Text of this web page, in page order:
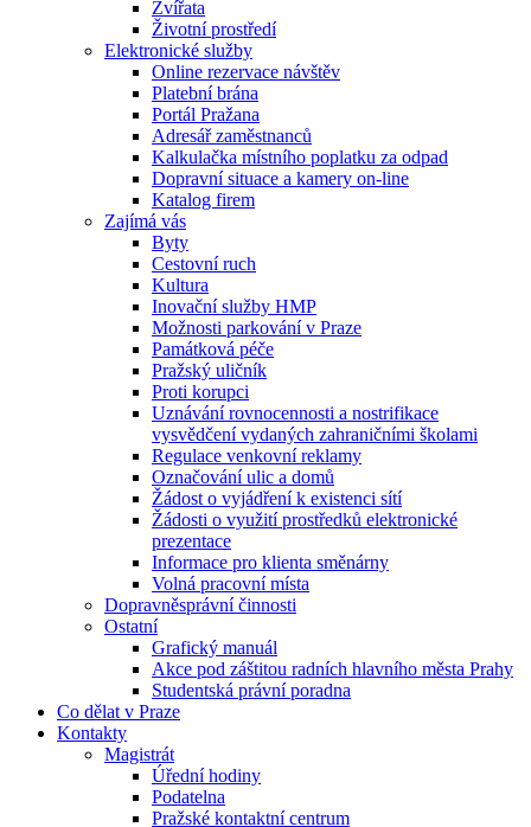
Zvířata
Životní prostředí
Elektronické služby
Online rezervace návštěv
Platební brána
Portál Pražana
Adresář zaměstnanců
Kalkulačka místního poplatku za odpad
Dopravní situace a kamery on-line
Katalog firem
Zajímá vás
Byty
Cestovní ruch
Kultura
Inovační služby HMP
Možnosti parkování v Praze
Památková péče
Pražský uličník
Proti korupci
Uznávání rovnocennosti a nostrifikace
vysvědčení vydaných zahraničními školami
Regulace venkovní reklamy
Označování ulic a domů
Žádost o vyjádření k existenci sítí
Žádosti o využití prostředků elektronické
prezentace
Informace pro klienta směnárny
Volná pracovní místa
Dopravněsprávní činnosti
Ostatní
Grafický manuál
Akce pod záštitou radních hlavního města Prahy
Studentská právní poradna
Co dělat v Praze
Kontakty
Magistrát
Úřední hodiny
Podatelna
Pražské kontaktní centrum